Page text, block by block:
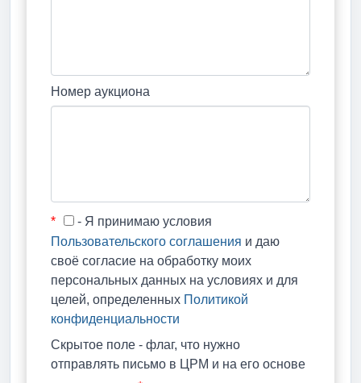
Номер аукциона
*
- Я принимаю условия
Пользовательского соглашения и даю
своё согласие на обработку моих
персональных данных на условиях и для
целей, определенных Политикой
конфиденциальности
Скрытое поле - флаг, что нужно
отправлять письмо в ЦРМ и на его основе